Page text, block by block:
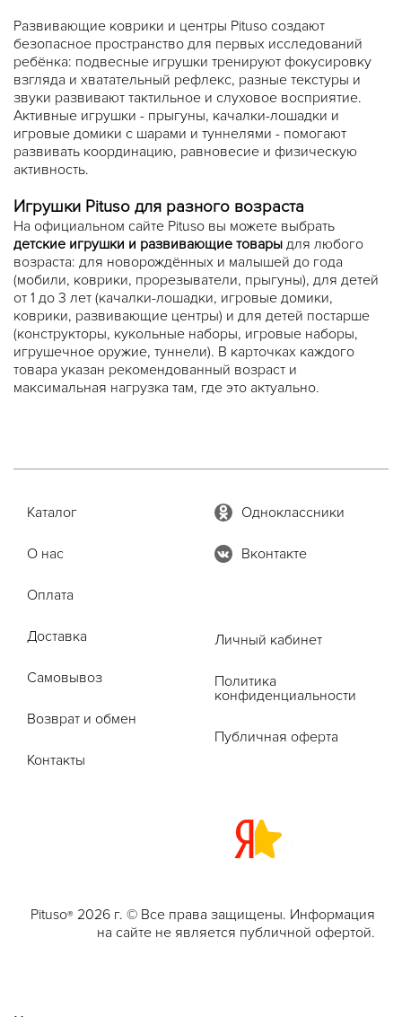
Развивающие коврики и центры Pituso создают
безопасное пространство для первых исследований
ребёнка: подвесные игрушки тренируют фокусировку
взгляда и хватательный рефлекс, разные текстуры и
звуки развивают тактильное и слуховое восприятие.
Активные игрушки - прыгуны, качалки-лошадки и
игровые домики с шарами и туннелями - помогают
развивать координацию, равновесие и физическую
активность.
Игрушки Pituso для разного возраста
На официальном сайте Pituso вы можете выбрать
детские игрушки и развивающие товары для любого
возраста: для новорождённых и малышей до года
(мобили, коврики, прорезыватели, прыгуны), для детей
от 1 до 3 лет (качалки-лошадки, игровые домики,
коврики, развивающие центры) и для детей постарше
(конструкторы, кукольные наборы, игровые наборы,
игрушечное оружие, туннели). В карточках каждого
товара указан рекомендованный возраст и
максимальная нагрузка там, где это актуально.
Каталог
О нас
Оплата
Доставка
Самовывоз
Возврат и обмен
Контакты
Одноклассники
Вконтакте
Личный кабинет
Политика
конфиденциальности
Публичная оферта
Pituso® 2026 г. © Все права защищены. Информация
на сайте не является публичной офертой.